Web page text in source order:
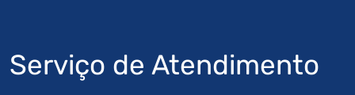
Serviço de Atendimento